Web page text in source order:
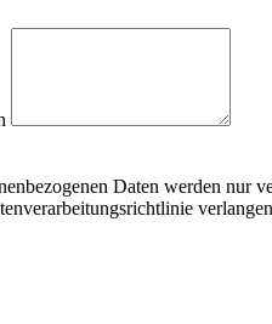
Daten werden